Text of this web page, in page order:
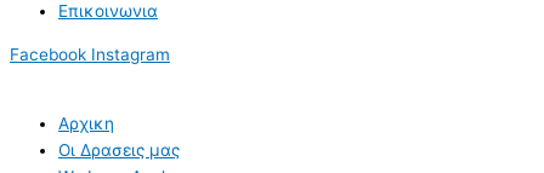
Επικοινωνια
Facebook Instagram
Αρχικη
Οι Δρασεις μας